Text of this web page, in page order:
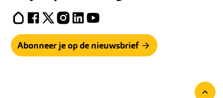
HoplrFacebook
X (Twitter)
Instagram
LinkedInYouTube
Abonneer je op de nieuwsbrief